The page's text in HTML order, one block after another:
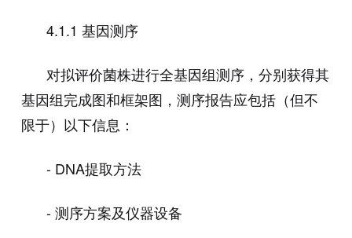
4.1.1 基因测序
对拟评价菌株进行全基因组测序，分别获得其
基因组完成图和框架图，测序报告应包括（但不
限于）以下信息：
- DNA提取方法
- 测序方案及仪器设备